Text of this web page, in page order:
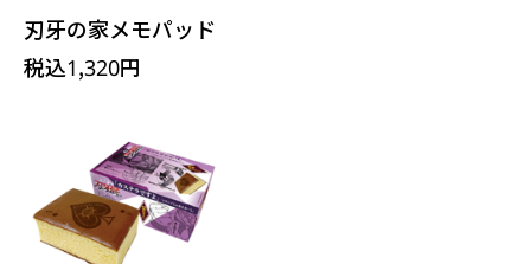
刃牙の家メモパッド
税込1,320円